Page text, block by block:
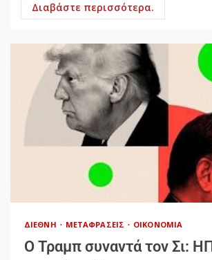
Διαβάστε περισσότερα.
ΔΙΕΘΝΉ ΜΕΤΑΦΡΆΣΕΙΣ ΟΙΚΟΝΟΜΊΑ
Ο Τραμπ συναντά τον Σι: